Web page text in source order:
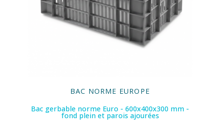
BAC NORME EUROPE
Bac gerbable norme Euro - 600x400x300 mm -
fond plein et parois ajourées